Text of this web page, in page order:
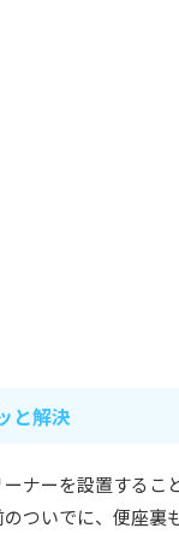
と解決
ナーを設置するこ
ついでに、便座裏